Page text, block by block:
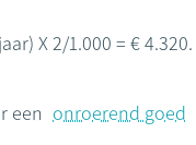
X 2/1.000 = € 4.320.
een onroerend goed